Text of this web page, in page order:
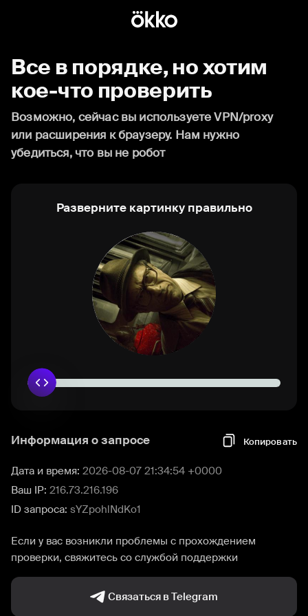
Все в порядке, но хотим
кое-что проверить
Возможно, сейчас вы используете VPN/proxy
или расширения к браузеру. Нам нужно
убедиться, что вы не робот
Разверните картинку правильно
Информация о запросе Копировать
Дата и время: 2026-08-07 21:34:54 +0000
Ваш IP: 216.73.216.196
ID запроса: sYZpohlNdKo1
Если у вас возникли проблемы с прохождением
проверки, свяжитесь со службой поддержки
Связаться в Telegram